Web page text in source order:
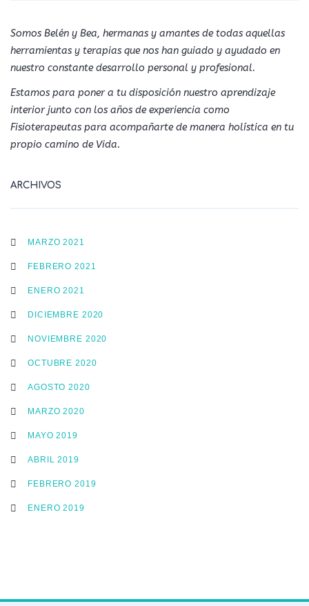
Somos Belén y Bea, hermanas y amantes de todas aquellas
herramientas y terapias que nos han guiado y ayudado en
nuestro constante desarrollo personal y profesional.
Estamos para poner a tu disposición nuestro aprendizaje
interior junto con los años de experiencia como
Fisioterapeutas para acompañarte de manera holística en tu
propio camino de Vida.
ARCHIVOS
MARZO 2021
FEBRERO 2021
ENERO 2021
DICIEMBRE 2020
NOVIEMBRE 2020
OCTUBRE 2020
AGOSTO 2020
MARZO 2020
MAYO 2019
ABRIL 2019
FEBRERO 2019
ENERO 2019